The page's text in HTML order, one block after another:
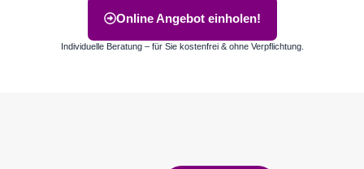
Online Angebot einholen!
Individuelle Beratung – für Sie kostenfrei & ohne Verpflichtung.